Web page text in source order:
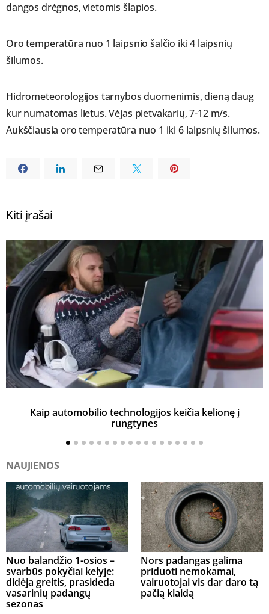
dangos drėgnos, vietomis šlapios.
Oro temperatūra nuo 1 laipsnio šalčio iki 4 laipsnių
šilumos.
Hidrometeorologijos tarnybos duomenimis, dieną daug
kur numatomas lietus. Vėjas pietvakarių, 7-12 m/s.
Aukščiausia oro temperatūra nuo 1 iki 6 laipsnių šilumos.
Kiti įrašai
Kaip automobilio technologijos keičia kelionę į
rungtynes
NAUJIENOS
Nuo balandžio 1-osios –
svarbūs pokyčiai kelyje:
didėja greitis, prasideda
vasarinių padangų
sezonas
Nors padangas galima
priduoti nemokamai,
vairuotojai vis dar daro tą
pačią klaidą